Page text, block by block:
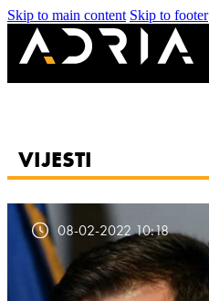
Skip to main content Skip to footer
VIJESTI
08-02-2022 10:18